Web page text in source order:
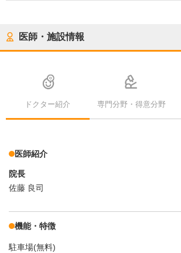
医師・施設情報
ドクター紹介 専門分野・得意分野
医師紹介
院長
佐藤 良司
機能・特徴
駐車場(無料)